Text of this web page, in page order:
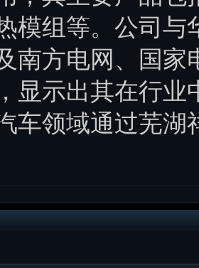
模组等。公司与
南方电网、国
显示出其在行业
车领域通过芜湖